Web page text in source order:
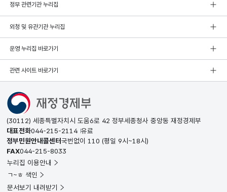
정부 관련기관 누리집
외청 및 유관기관 누리집
운영 누리집 바로가기
관련 사이트 바로가기
(30112) 세종특별자치시 도움6로 42 정부세종청사 중앙동 재정경제부
대표전화044-215-2114 유료
정부민원안내콜센터국번없이 110 (평일 9시~18시)
FAX044-215-8033
누리집 이용안내
ㄱ~ㅎ 색인
문서보기 내려받기